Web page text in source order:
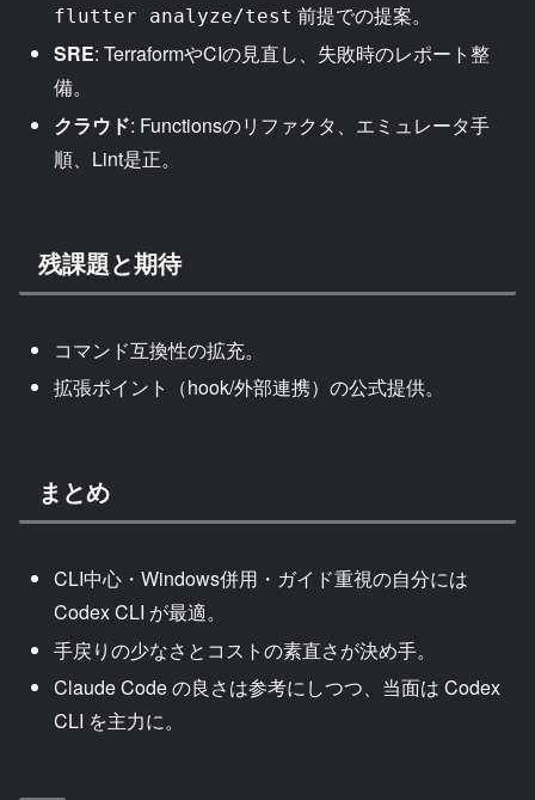
flutter analyze/test 前提での提案。
SRE: TerraformやCIの見直し、失敗時のレポート整
備。
クラウド: Functionsのリファクタ、エミュレータ手
順、Lint是正。
残課題と期待
コマンド互換性の拡充。
拡張ポイント（hook/外部連携）の公式提供。
まとめ
CLI中心・Windows併用・ガイド重視の自分には
Codex CLI が最適。
手戻りの少なさとコストの素直さが決め手。
Claude Code の良さは参考にしつつ、当面は Codex
CLI を主力に。